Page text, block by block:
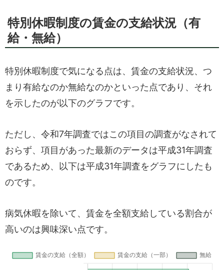
特別休暇制度の賃金の支給状況（有
給・無給）
特別休暇制度で気になる点は、賃金の支給状況、つ
まり有給なのか無給なのかといった点であり、それ
を示したのが以下のグラフです。
ただし、令和7年調査ではこの項目の調査がなされて
おらず、項目があった最新のデータは平成31年調査
であるため、以下は平成31年調査をグラフにしたも
のです。
病気休暇を除いて、賃金を全額支給している割合が
高いのは興味深い点です。